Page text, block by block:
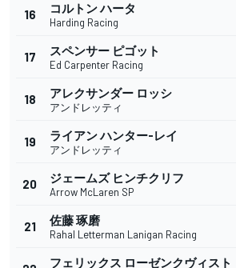
16 コルトン ハータ
Harding Racing
17 スペンサー ピゴット
Ed Carpenter Racing
18 アレクサンダー ロッシ
アンドレッティ
19 ライアン ハンター-レイ
アンドレッティ
20 ジェームズ ヒンチクリフ
Arrow McLaren SP
21 佐藤 琢磨
Rahal Letterman Lanigan Racing
フェリックス ローゼンクヴィスト